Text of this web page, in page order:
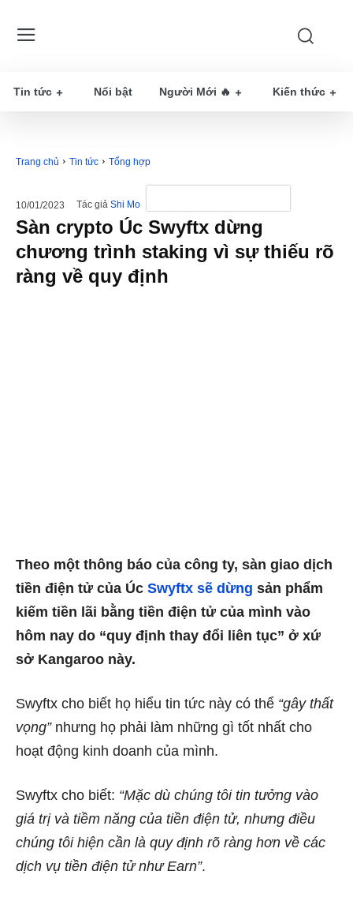
Tin tức Nổi bật Người Mới 🔥 Kiến thức
Trang chủ Tin tức Tổng hợp
10/01/2023 Tác giả Shi Mo
Sàn crypto Úc Swyftx dừng
chương trình staking vì sự thiếu rõ
ràng về quy định
Theo một thông báo của công ty, sàn giao dịch
tiền điện tử của Úc Swyftx sẽ dừng sản phẩm
kiếm tiền lãi bằng tiền điện tử của mình vào
hôm nay do “quy định thay đổi liên tục” ở xứ
sở Kangaroo này.
Swyftx cho biết họ hiểu tin tức này có thể “gây thất
vọng”nhưng họ phải làm những gì tốt nhất cho
hoạt động kinh doanh của mình.
Swyftx cho biết: “Mặc dù chúng tôi tin tưởng vào
giá trị và tiềm năng của tiền điện tử, nhưng điều
chúng tôi hiện cần là quy định rõ ràng hơn về các
dịch vụ tiền điện tử như Earn”.